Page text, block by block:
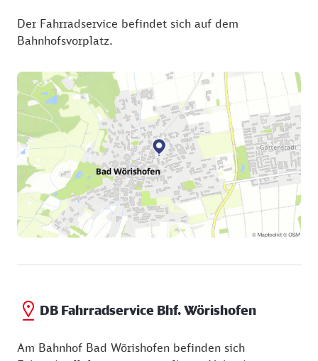
Der Fahrradservice befindet sich auf dem
Bahnhofsvorplatz.
DB Fahrradservice Bhf. Wörishofen
Am Bahnhof Bad Wörishofen befinden sich